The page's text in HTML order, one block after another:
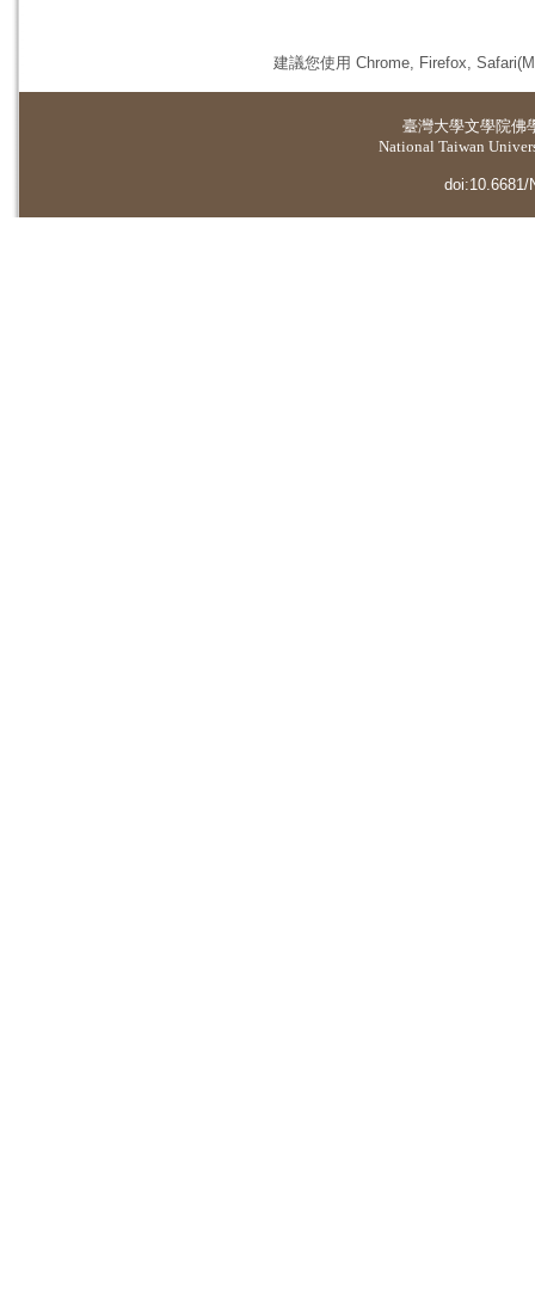
建議您使用 Chrome, Firefox,
臺灣大學文學院佛
National Taiwan
doi:10.6681/